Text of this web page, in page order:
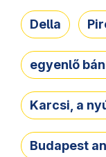
Della
egyenlő
Karcsi, a
Budapest